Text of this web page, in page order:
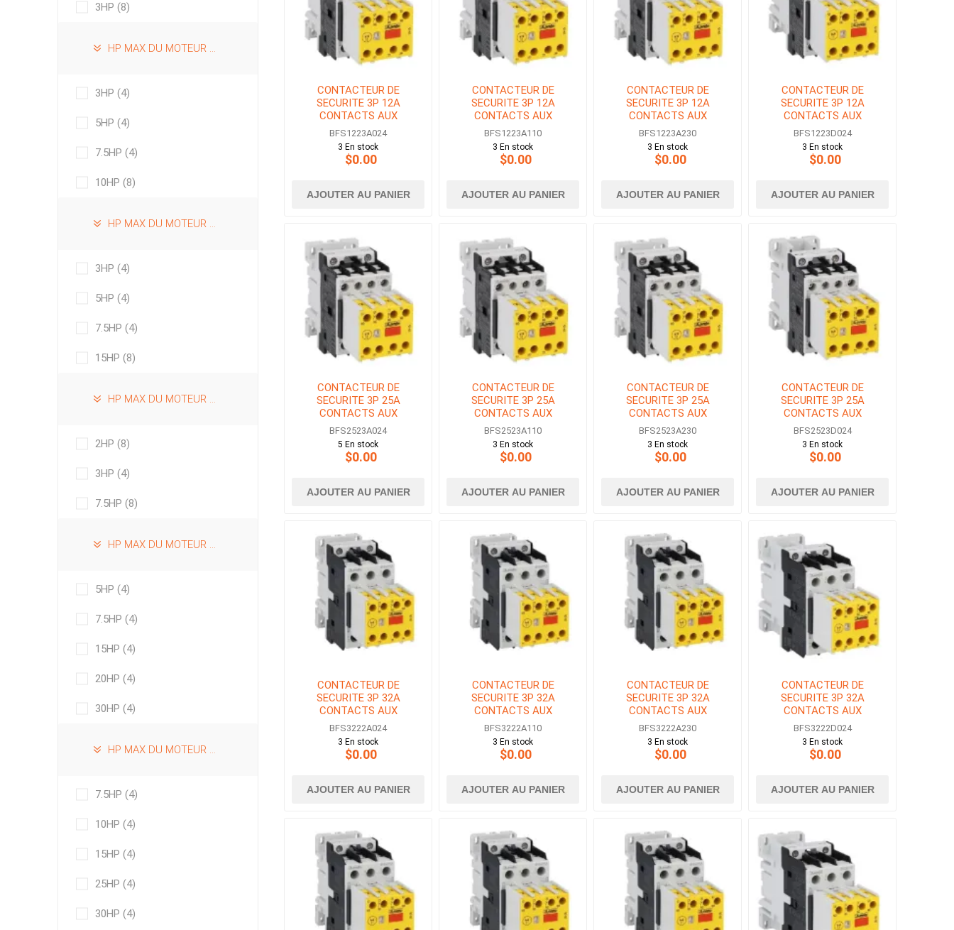
CONTACTEUR DE
SECURITE 3P 12A
CONTACTS AUX
2NO+3NF BOBINE 24V
AC
BFS1223A024
3 En stock
$0.00
AJOUTER AU PANIER
CONTACTEUR DE
SECURITE 3P 12A
CONTACTS AUX
2NO+3NF BOBINE 110V
AC
BFS1223A110
3 En stock
$0.00
AJOUTER AU PANIER
CONTACTEUR DE
SECURITE 3P 12A
CONTACTS AUX
2NO+3NF BOBINE 230V
AC
BFS1223A230
3 En stock
$0.00
AJOUTER AU PANIER
CONTACTEUR DE
SECURITE 3P 12A
CONTACTS AUX
2NO+3NF BOBINE 24V
DC
BFS1223D024
3 En stock
$0.00
AJOUTER AU PANIER
CONTACTEUR DE
SECURITE 3P 25A
CONTACTS AUX
2NO+3NF BOBINE 24V
AC
BFS2523A024
5 En stock
$0.00
AJOUTER AU PANIER
CONTACTEUR DE
SECURITE 3P 25A
CONTACTS AUX
2NO+3NF BOBINE 110V
AC
BFS2523A110
3 En stock
$0.00
AJOUTER AU PANIER
CONTACTEUR DE
SECURITE 3P 25A
CONTACTS AUX
2NO+3NF BOBINE 230V
AC
BFS2523A230
3 En stock
$0.00
AJOUTER AU PANIER
CONTACTEUR DE
SECURITE 3P 25A
CONTACTS AUX
2NO+3NF BOBINE 24V
DC
BFS2523D024
3 En stock
$0.00
AJOUTER AU PANIER
CONTACTEUR DE
SECURITE 3P 32A
CONTACTS AUX
2NO+2NF BOBINE 24V
AC
BFS3222A024
3 En stock
$0.00
AJOUTER AU PANIER
CONTACTEUR DE
SECURITE 3P 32A
CONTACTS AUX
2NO+2NF BOBINE 110V
AC
BFS3222A110
3 En stock
$0.00
AJOUTER AU PANIER
CONTACTEUR DE
SECURITE 3P 32A
CONTACTS AUX
2NO+2NF BOBINE 230V
AC
BFS3222A230
3 En stock
$0.00
AJOUTER AU PANIER
CONTACTEUR DE
SECURITE 3P 32A
CONTACTS AUX
2NO+2NF BOBINE 24V
DC
BFS3222D024
3 En stock
$0.00
AJOUTER AU PANIER
3HP (8)
HP MAX DU MOTEUR À 208VAC 3_PHASE
3HP (4)
5HP (4)
7.5HP (4)
10HP (8)
HP MAX DU MOTEUR À 230VAC 3_PHASE
3HP (4)
5HP (4)
7.5HP (4)
15HP (8)
HP MAX DU MOTEUR À 240VAC 1_PHASE
2HP (8)
3HP (4)
7.5HP (8)
HP MAX DU MOTEUR À 480VAC
5HP (4)
7.5HP (4)
15HP (4)
20HP (4)
30HP (4)
HP MAX DU MOTEUR À 600VAC
7.5HP (4)
10HP (4)
15HP (4)
25HP (4)
30HP (4)